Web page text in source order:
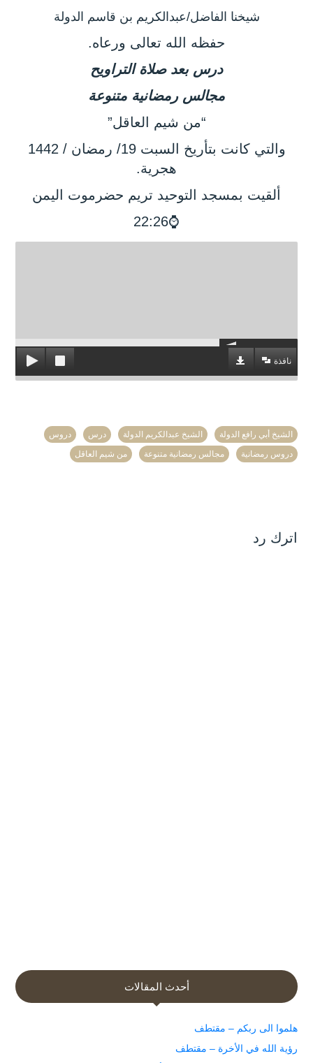
شيخنا الفاضل/عبدالكريم بن قاسم الدولة
حفظه الله تعالى ورعاه.
درس بعد صلاة التراويح
مجالس رمضانية متنوعة
“من شيم العاقل”
والتي كانت بتأريخ السبت 19/ رمضان / 1442
هجرية.
ألقيت بمسجد التوحيد تريم حضرموت اليمن
⌚22:26
نافذة
الشيخ أبي رافع الدولة الشيخ عبدالكريم الدولة درس
دروس
دروس رمضانية
مجالس رمضانية متنوعة من شيم العاقل
اترك رد
أحدث المقالات
هلموا الى ربكم – مقتطف
رؤية الله في الأخرة – مقتطف